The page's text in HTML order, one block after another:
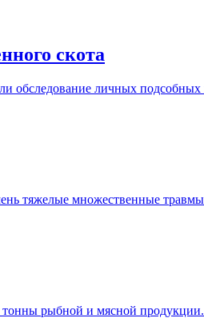
скота
обследование личных
тяжелые множественные
рыбной и мясной